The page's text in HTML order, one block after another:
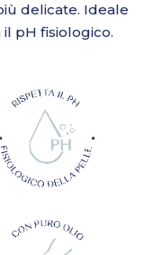
delicate. Ideale
pH fisiologico.